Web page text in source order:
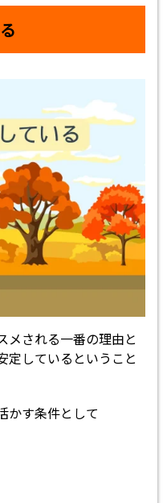
メされる一番の理由と
定しているということ
かす条件として